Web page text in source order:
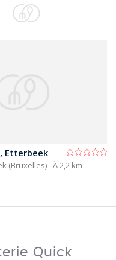
Etterbeek
(Bruxelles)- À 2,2 km
Quick